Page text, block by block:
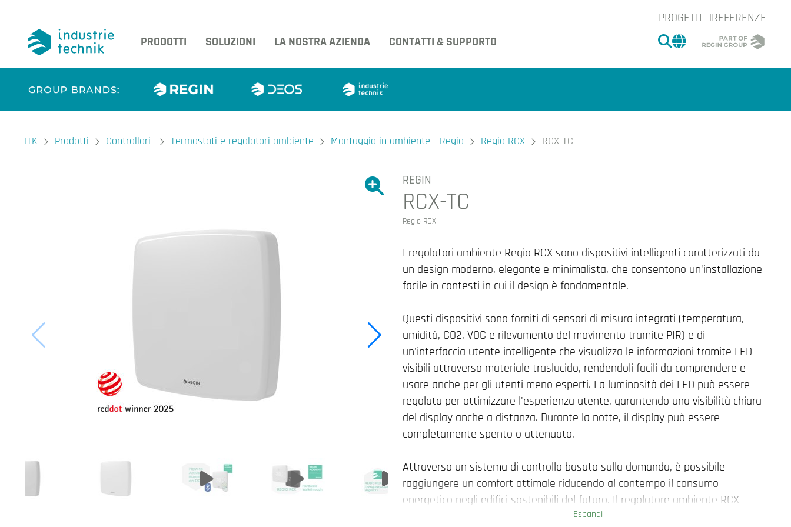
PROGETTI
REFERENZE
PRODOTTI
SOLUZIONI LA NOSTRA AZIENDA CONTATTI & SUPPORTO CERCA
CHANGE MARKET
You are here:
ITK Prodotti Controllori Termostati e regolatori ambiente Montaggio in ambiente - Regio Regio RCX RCX-TC
Ingrandire l'immagine.
Ingrandire l'immagine.
REGIN
RCX-TC
Regio RCX
I regolatori ambiente Regio RCX sono dispositivi intelligenti caratterizzati da
un design moderno, elegante e minimalista, che consentono un'installazione
facile in contesti in cui il design è fondamentale.
Questi dispositivi sono forniti di sensori di misura integrati (temperatura,
umidità, CO2, VOC e rilevamento del movimento tramite PIR) e di
un'interfaccia utente intelligente che visualizza le informazioni tramite LED
visibili attraverso materiale traslucido, rendendoli facili da comprendere e
usare anche per gli utenti meno esperti. La luminosità dei LED può essere
regolata per ottimizzare l'esperienza utente, garantendo una visibilità chiara
del display anche a distanza. Durante la notte, il display può essere
completamente spento o attenuato.
Attraverso un sistema di controllo basato sulla domanda, è possibile
raggiungere un comfort ottimale riducendo al contempo il consumo
energetico negli edifici sostenibili del futuro. Il regolatore ambiente RCX
presenta un'applicazione altamente flessibile per l'installatore, consentendo
Espandi